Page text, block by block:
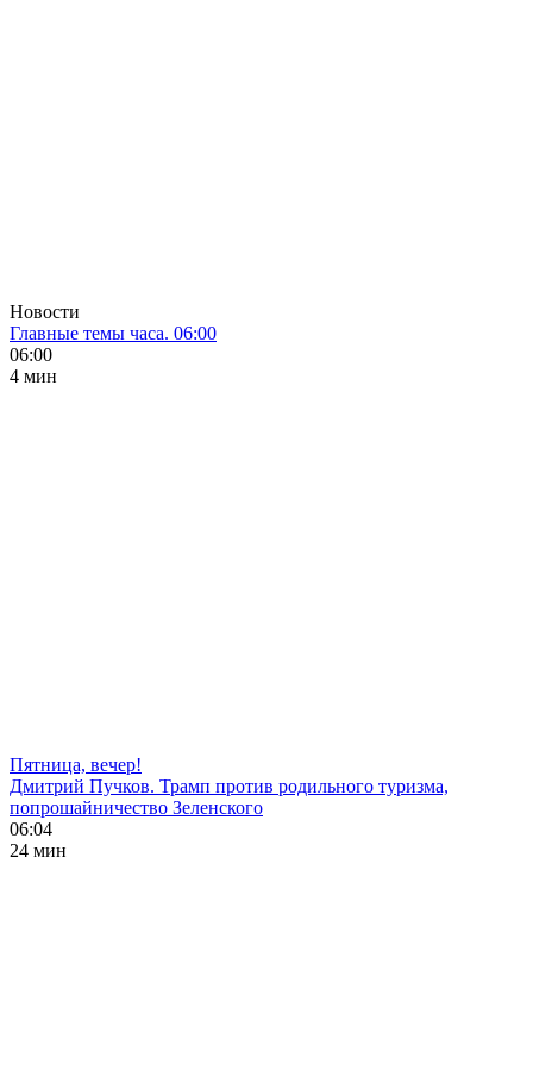
Новости
Главные темы часа. 06:00
06:00
4 мин
Пятница, вечер!
Дмитрий Пучков. Трамп против родильного туризма,
попрошайничество Зеленского
06:04
24 мин